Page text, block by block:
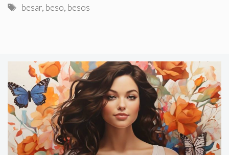
Etiquetas
besar, beso, besos